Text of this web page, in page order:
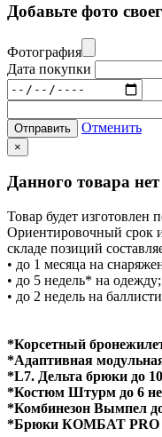
Добавьте фото
Фотография
Дата покупки
Отправить Отменить
×
Данного товара
Товар будет изготовлен
Ориентировочный срок
складе позиций
• до 1 месяца на
• до 5 недель* на одежду;
• до 2 недель на
*Корсетный
*Адаптивная
*L7. Дельта брюки до
*Костюм Штурм до 6
*Комбинезон Вымпел
*Брюки КОМБАТ PRO